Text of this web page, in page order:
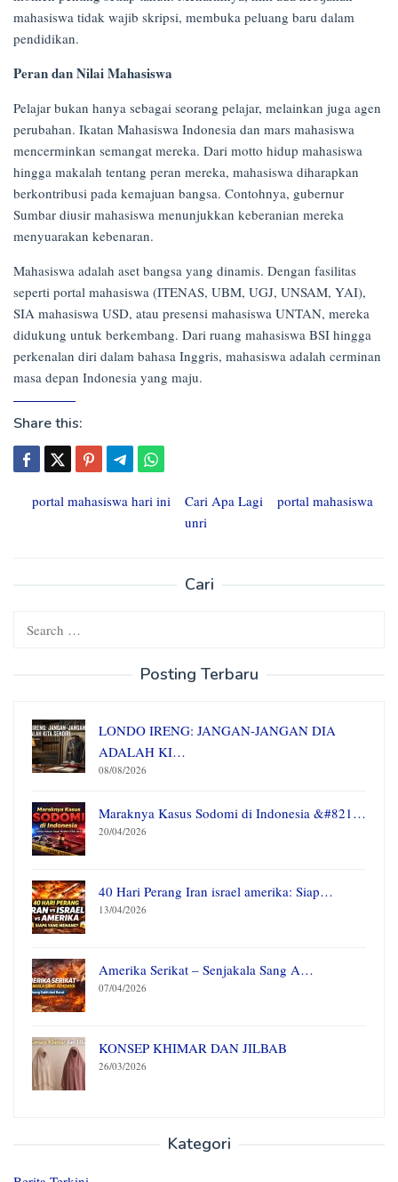
mahasiswa tidak wajib skripsi, membuka peluang baru dalam
pendidikan.
Peran dan Nilai Mahasiswa
Pelajar bukan hanya sebagai seorang pelajar, melainkan juga agen
perubahan. Ikatan Mahasiswa Indonesia dan mars mahasiswa
mencerminkan semangat mereka. Dari motto hidup mahasiswa
hingga makalah tentang peran mereka, mahasiswa diharapkan
berkontribusi pada kemajuan bangsa. Contohnya, gubernur
Sumbar diusir mahasiswa menunjukkan keberanian mereka
menyuarakan kebenaran.
Mahasiswa adalah aset bangsa yang dinamis. Dengan fasilitas
seperti portal mahasiswa (ITENAS, UBM, UGJ, UNSAM, YAI),
SIA mahasiswa USD, atau presensi mahasiswa UNTAN, mereka
didukung untuk berkembang. Dari ruang mahasiswa BSI hingga
perkenalan diri dalam bahasa Inggris, mahasiswa adalah cerminan
masa depan Indonesia yang maju.
Share this:
portal mahasiswa hari ini Cari Apa Lagi
portal mahasiswa
unri
Cari
Posting Terbaru
LONDO IRENG: JANGAN-JANGAN DIA
ADALAH KI…
08/08/2026
Maraknya Kasus Sodomi di Indonesia &#821…
20/04/2026
40 Hari Perang Iran israel amerika: Siap…
13/04/2026
Amerika Serikat – Senjakala Sang A…
07/04/2026
KONSEP KHIMAR DAN JILBAB
26/03/2026
Kategori